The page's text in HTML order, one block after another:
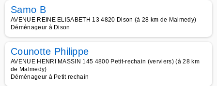
Samo B
AVENUE REINE ELISABETH 13 4820 Dison (à 28 km de Malmedy)
Déménageur à Dison
Counotte Philippe
AVENUE HENRI MASSIN 145 4800 Petit-rechain (verviers) (à 28 km
de Malmedy)
Déménageur à Petit rechain